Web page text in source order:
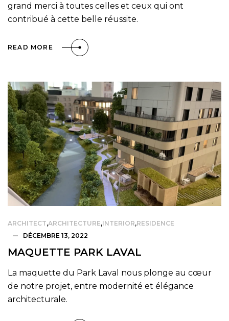
grand merci à toutes celles et ceux qui ont
contribué à cette belle réussite.
READ MORE
ARCHITECT,ARCHITECTURE,INTERIOR,RESIDENCE
DÉCEMBRE 13, 2022
MAQUETTE PARK LAVAL
La maquette du Park Laval nous plonge au cœur
de notre projet, entre modernité et élégance
architecturale.